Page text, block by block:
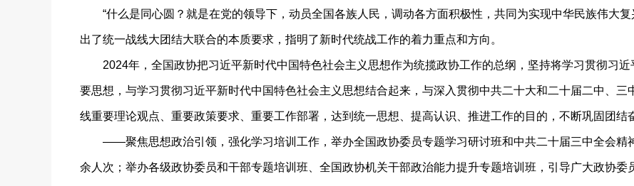
“什么是同心圆？就是在党的领导下，动员全国各族人民，调动各方面积极性，共同为实现中华民族伟大复
出了统一战线大团结大联合的本质要求，指明了新时代统战工作的着力重点和方向。
2024年，全国政协把习近平新时代中国特色社会主义思想作为统揽政协工作的总纲，坚持将学习贯彻习近
要思想，与学习贯彻习近平新时代中国特色社会主义思想结合起来，与深入贯彻中共二十大和二十届二中、
线重要理论观点、重要政策要求、重要工作部署，达到统一思想、提高认识、推进工作的目的，不断巩固团结
——聚焦思想政治引领，强化学习培训工作，举办全国政协委员专题学习研讨班和中共二十届三中全会精
余人次；举办各级政协委员和干部专题培训班、全国政协机关干部政治能力提升专题培训班，引导广大政协